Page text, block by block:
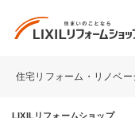
住宅リフォーム・リノベ
LIXILリフォームショップ